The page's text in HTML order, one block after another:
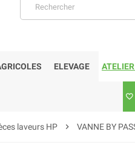
ELEVAGE
laveurs HP chevron_right VANNE BY